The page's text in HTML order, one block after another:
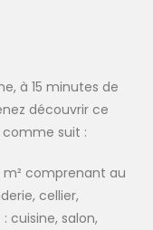
à 15 minutes de
découvrir ce
suit :
comprenant au
cellier,
cuisine, salon,